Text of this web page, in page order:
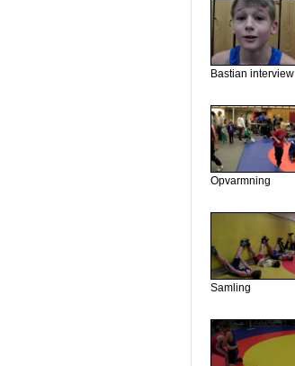
Bastian interview
Opvarmning
Samling